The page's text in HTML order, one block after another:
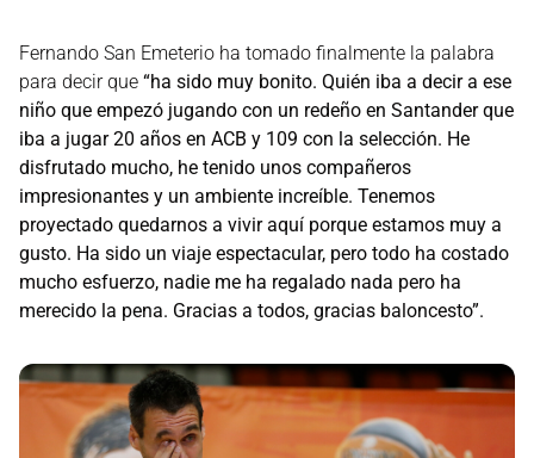
Fernando San Emeterio ha tomado finalmente la palabra
para decir que “ha sido muy bonito. Quién iba a decir a ese
niño que empezó jugando con un redeño en Santander que
iba a jugar 20 años en ACB y 109 con la selección. He
disfrutado mucho, he tenido unos compañeros
impresionantes y un ambiente increíble. Tenemos
proyectado quedarnos a vivir aquí porque estamos muy a
gusto. Ha sido un viaje espectacular, pero todo ha costado
mucho esfuerzo, nadie me ha regalado nada pero ha
merecido la pena. Gracias a todos, gracias baloncesto”.